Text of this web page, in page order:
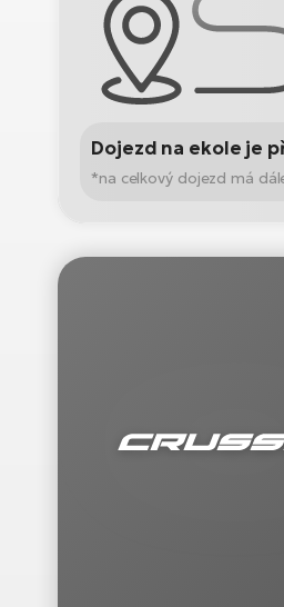
Dojezd na ekole je
*na celkový dojezd má